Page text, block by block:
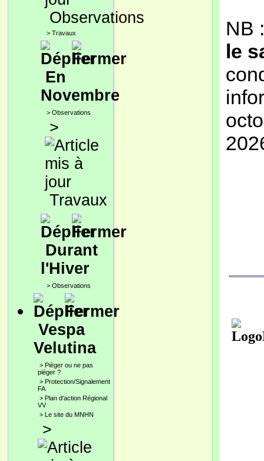
Observations
> Travaux
En
Novembre
> Observations
>
Travaux
Durant
l'Hiver
> Observations
Vespa
Velutina
> Pièger ou ne pas
piéger ?
> Protection/Signalement
FA
> Plan d'action Régional
VV
> Le site du MNHN
>
NB
le